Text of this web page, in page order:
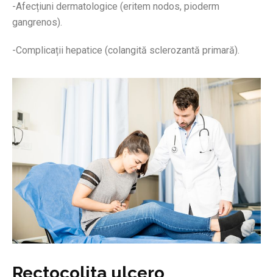
-Afecțiuni dermatologice (eritem nodos, pioderm
gangrenos).
-Complicații hepatice (colangită sclerozantă primară).